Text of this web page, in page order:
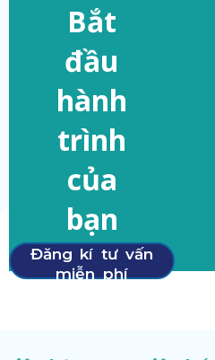
Bắt
đầu
hành
trình
của
bạn
Đăng kí tư vấn
miễn phí